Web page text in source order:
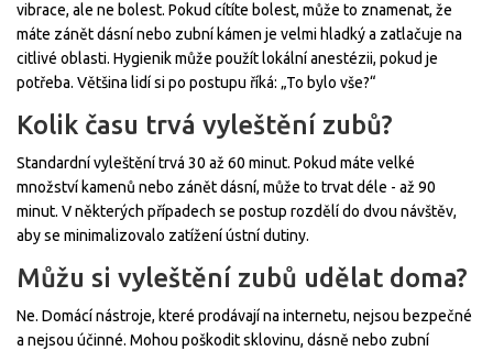
vibrace, ale ne bolest. Pokud cítíte bolest, může to znamenat, že
máte zánět dásní nebo zubní kámen je velmi hladký a zatlačuje na
citlivé oblasti. Hygienik může použít lokální anestézii, pokud je
potřeba. Většina lidí si po postupu říká: „To bylo vše?“
Kolik času trvá vyleštění zubů?
Standardní vyleštění trvá 30 až 60 minut. Pokud máte velké
množství kamenů nebo zánět dásní, může to trvat déle - až 90
minut. V některých případech se postup rozdělí do dvou návštěv,
aby se minimalizovalo zatížení ústní dutiny.
Můžu si vyleštění zubů udělat doma?
Ne. Domácí nástroje, které prodávají na internetu, nejsou bezpečné
a nejsou účinné. Mohou poškodit sklovinu, dásně nebo zubní